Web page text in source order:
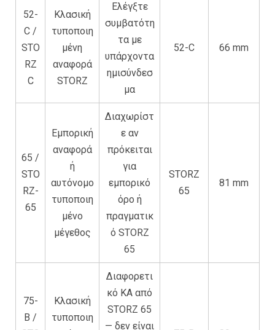
52-
C /
STO
RZ
C
Κλασική
τυποποιη
μένη
αναφορά
STORZ
Ελέγξτε
συμβατότη
τα με
υπάρχοντα
ημισύνδεσ
μα
52-C 66 mm
65 /
STO
RZ-
65
Εμπορική
αναφορά
ή
αυτόνομο
τυποποιη
μένο
μέγεθος
Διαχωρίστ
ε αν
πρόκειται
για
εμπορικό
όρο ή
πραγματικ
ό STORZ
65
STORZ
65
81 mm
75-
B /
Κλασική
τυποποιη
Διαφορετι
κό KA από
STORZ 65
— δεν είναι